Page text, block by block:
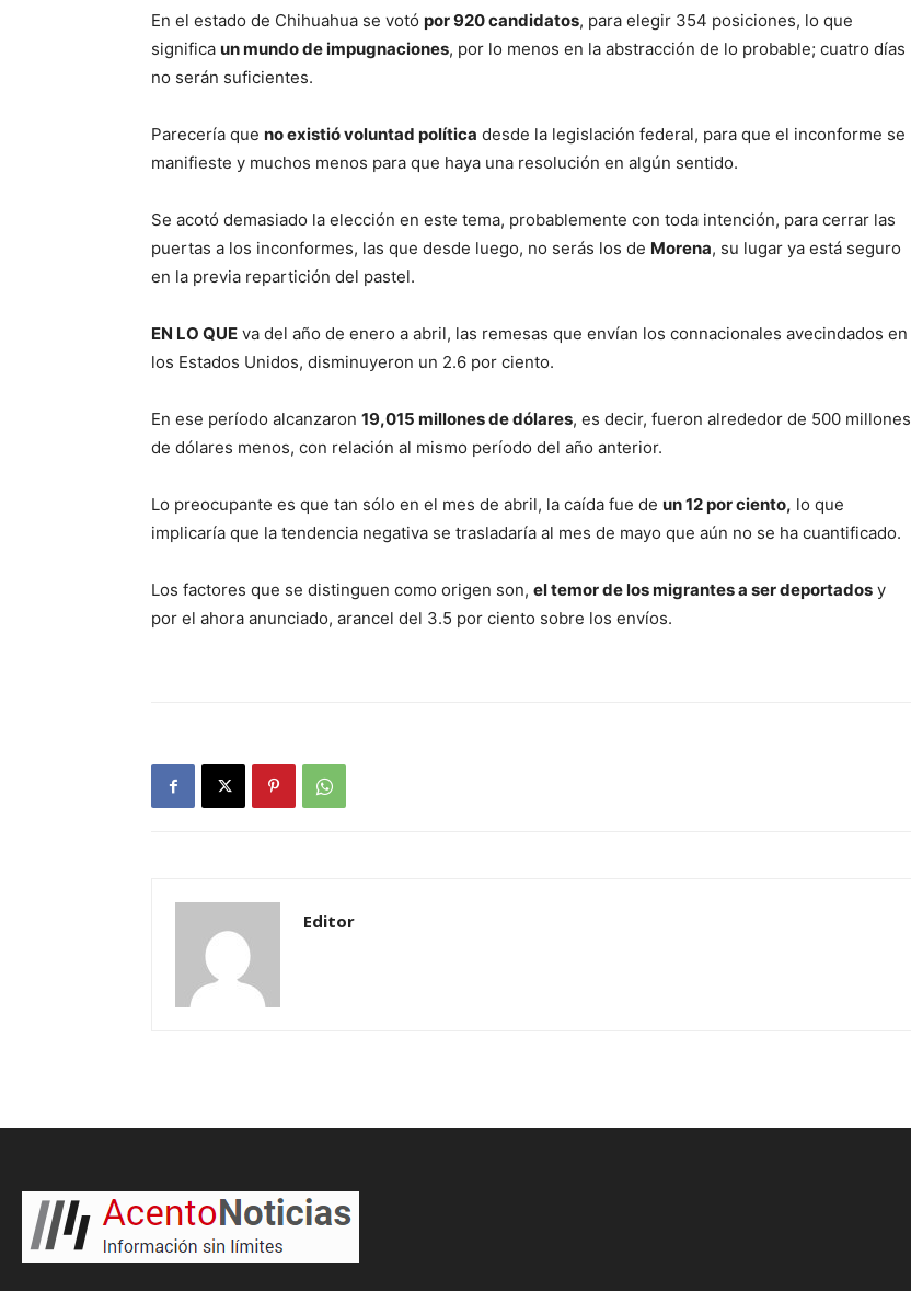
En el estado de Chihuahua se votó por 920 candidatos, para elegir 354 posiciones, lo que
significa un mundo de impugnaciones, por lo menos en la abstracción de lo probable; cuatro días
no serán suficientes.
Parecería que no existió voluntad política desde la legislación federal, para que el inconforme se
manifieste y muchos menos para que haya una resolución en algún sentido.
Se acotó demasiado la elección en este tema, probablemente con toda intención, para cerrar las
puertas a los inconformes, las que desde luego, no serás los de Morena, su lugar ya está seguro
en la previa repartición del pastel.
EN LO QUE va del año de enero a abril, las remesas que envían los connacionales avecindados en
los Estados Unidos, disminuyeron un 2.6 por ciento.
En ese período alcanzaron 19,015 millones de dólares, es decir, fueron alrededor de 500 millones
de dólares menos, con relación al mismo período del año anterior.
Lo preocupante es que tan sólo en el mes de abril, la caída fue de un 12 por ciento, lo que
implicaría que la tendencia negativa se trasladaría al mes de mayo que aún no se ha cuantificado.
Los factores que se distinguen como origen son, el temor de los migrantes a ser deportados y
por el ahora anunciado, arancel del 3.5 por ciento sobre los envíos.
Editor